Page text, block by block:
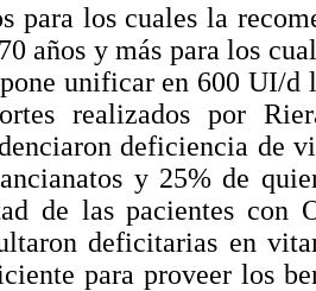
para los cuales la
años y más para los
unificar en 600 UI/d
realizados por
deficiencia de
y 25% de
de las pacientes con
deficitarias en
para proveer los